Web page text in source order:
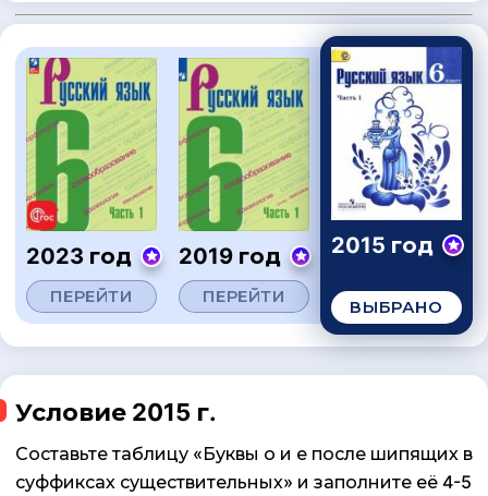
2023 год
ПЕРЕЙТИ
2019 год
ПЕРЕЙТИ
2015 год
ВЫБРАНО
Условие 2015 г.
Составьте таблицу «Буквы о и е после шипящих в
суффиксах существительных» и заполните её 4-5